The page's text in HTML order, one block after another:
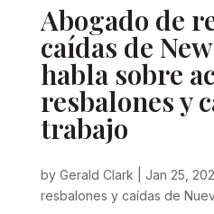
Abogado de
caídas de
habla sobre
resbalones y
trabajo
by Gerald Clark Jan 25,
resbalones y caídas de